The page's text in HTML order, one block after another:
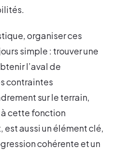
organiser ces
simple : trouver une
l’aval de
contraintes
sur le terrain,
à cette fonction
aussi un élément clé,
cohérente et un